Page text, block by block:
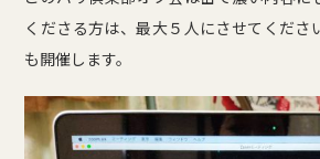
くださる方は、最大５人にさせてくださ
も開催します。